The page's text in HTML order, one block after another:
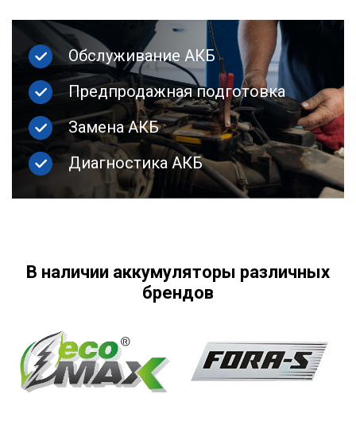
Обслуживание АКБ
Предпродажная подготовка
Замена АКБ
Диагностика АКБ
В наличии аккумуляторы различных
брендов